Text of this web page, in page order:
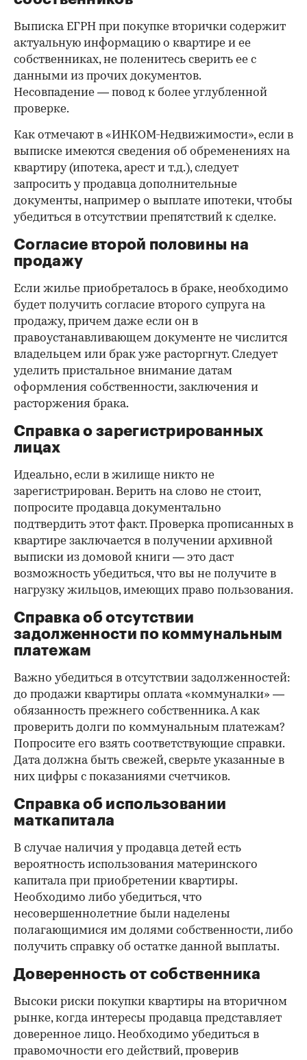
Выписка ЕГРН при покупке вторички содержит
актуальную информацию о квартире и ее
собственниках, не поленитесь сверить ее с
данными из прочих документов.
Несовпадение — повод к более углубленной
проверке.
Как отмечают в «ИНКОМ-Недвижимости», если в
выписке имеются сведения об обременениях на
квартиру (ипотека, арест и т.д.), следует
запросить у продавца дополнительные
документы, например о выплате ипотеки, чтобы
убедиться в отсутствии препятствий к сделке.
Согласие второй половины на
продажу
Если жилье приобреталось в браке, необходимо
будет получить согласие второго супруга на
продажу, причем даже если он в
правоустанавливающем документе не числится
владельцем или брак уже расторгнут. Следует
уделить пристальное внимание датам
оформления собственности, заключения и
расторжения брака.
Справка о зарегистрированных
лицах
Идеально, если в жилище никто не
зарегистрирован. Верить на слово не стоит,
попросите продавца документально
подтвердить этот факт. Проверка прописанных в
квартире заключается в получении архивной
выписки из домовой книги — это даст
возможность убедиться, что вы не получите в
нагрузку жильцов, имеющих право пользования.
Справка об отсутствии
задолженности по коммунальным
платежам
Важно убедиться в отсутствии задолженностей:
до продажи квартиры оплата «коммуналки» —
обязанность прежнего собственника. А как
проверить долги по коммунальным платежам?
Попросите его взять соответствующие справки.
Дата должна быть свежей, сверьте указанные в
них цифры с показаниями счетчиков.
Справка об использовании
маткапитала
В случае наличия у продавца детей есть
вероятность использования материнского
капитала при приобретении квартиры.
Необходимо либо убедиться, что
несовершеннолетние были наделены
полагающимися им долями собственности, либо
получить справку об остатке данной выплаты.
Доверенность от собственника
Высоки риски покупки квартиры на вторичном
рынке, когда интересы продавца представляет
доверенное лицо. Необходимо убедиться в
правомочности его действий, проверив